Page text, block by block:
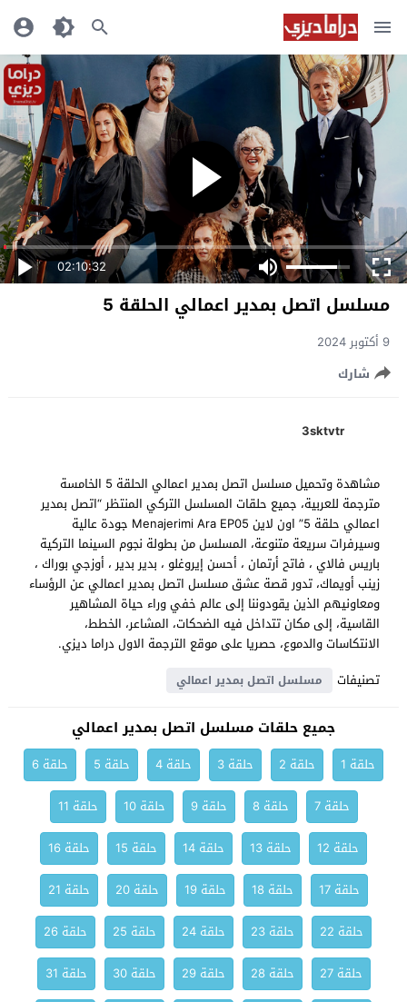
02:10:32
مسلسل اتصل بمدير اعمالي الحلقة 5
9 أكتوبر 2024
شارك
3sktvtr
مشاهدة وتحميل مسلسل اتصل بمدير اعمالي الحلقة 5 الخامسة
مترجمة للعربية، جميع حلقات المسلسل التركي المنتظر “اتصل بمدير
اعمالي حلقة 5” اون لاين Menajerimi Ara EP05 جودة عالية
وسيرفرات سريعة متنوعة، المسلسل من بطولة نجوم السينما التركية
باريس فالاي ، فاتح أرتمان ، أحسن إيروغلو ، بدير بدير ، أوزجي بوراك ،
زينب أويماك، تدور قصة عشق مسلسل اتصل بمدير اعمالي عن الرؤساء
ومعاونيهم الذين يقودوننا إلى عالم خفي وراء حياة المشاهير
القاسية، إلى مكان تتداخل فيه الضحكات، المشاعر، الخطط،
الانتكاسات والدموع، حصريا على موقع الترجمة الاول دراما ديزي.
تصنيفات
مسلسل اتصل بمدير اعمالي
جميع حلقات مسلسل اتصل بمدير اعمالي
حلقة 1 حلقة 2 حلقة 3 حلقة 4 حلقة 5
حلقة 6
حلقة 7
حلقة 8 حلقة 9 حلقة 10
حلقة 11
حلقة 12
حلقة 13 حلقة 14 حلقة 15
حلقة 16
حلقة 17
حلقة 18 حلقة 19 حلقة 20
حلقة 21
حلقة 22
حلقة 23 حلقة 24 حلقة 25
حلقة 26
حلقة 27
حلقة 28 حلقة 29 حلقة 30
حلقة 31